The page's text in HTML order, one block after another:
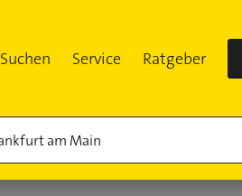
Suchen Service Ratgeber